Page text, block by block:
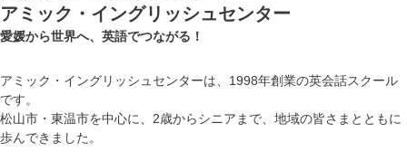
アミック・イングリッシュセンター
愛媛から世界へ、英語でつながる！
アミック・イングリッシュセンターは、1998年創業の英会話スクール
です。
松山市・東温市を中心に、2歳からシニアまで、地域の皆さまとともに
歩んできました。